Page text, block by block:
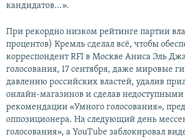
кандидатов...».
При рекордно низком рейтинге партии
процентов) Кремль сделал всё, чтобы
корреспондент RFI в Москве Аниса Эль
голосования, 17 сентября, даже мировые
давлению российских властей, удалив
онлайн-магазинов и сделав недоступными
рекомендации «Умного голосования»,
оппозиционера. На следующий день
голосования», а YouTube заблокировал